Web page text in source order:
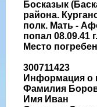
Босказык
района.
полк. Мать -
попал 08.09.41
Место
300711423
Информация о
Фамилия
Имя Иван